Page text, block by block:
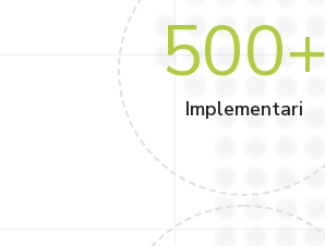
500+
Implementari